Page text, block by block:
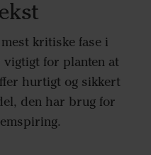
kritiske fase i
for planten at
hurtigt og sikkert
den har brug for